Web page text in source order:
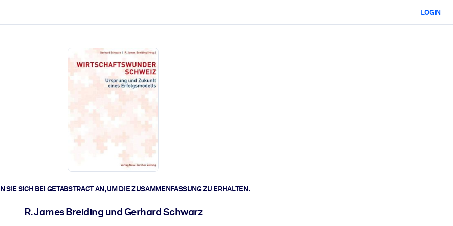
lösen und schneller zu handeln.
LOGIN
SIE SICH BEI GETABSTRACT AN, UM DIE ZUSAMMENFASSUNG ZU ERHALTEN.
R. James Breiding und Gerhard Schwarz